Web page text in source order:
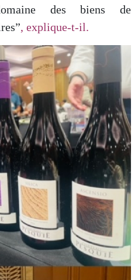
des biens de
, explique-t-il.